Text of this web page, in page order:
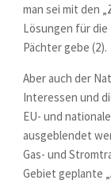
man sei mit den
Lösungen für
Pächter gebe (2).
Aber auch der
Interessen und
EU- und
ausgeblendet
Gas- und
Gebiet geplante